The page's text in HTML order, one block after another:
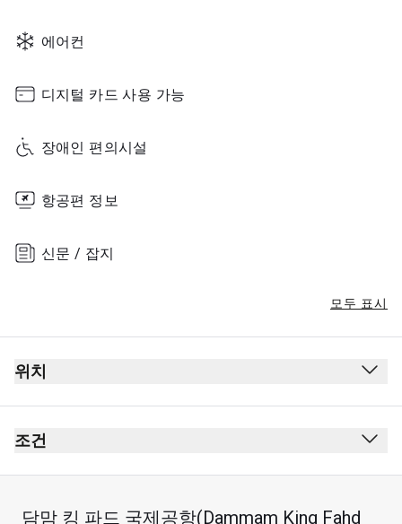
Thursday
Friday
Sunday
에어컨
디지털 카드 사용 가능
장애인 편의시설
항공편 정보
신문 / 잡지
모두 표시
위치
조건
담맘 킹 파드 국제공항(Dammam King Fahd